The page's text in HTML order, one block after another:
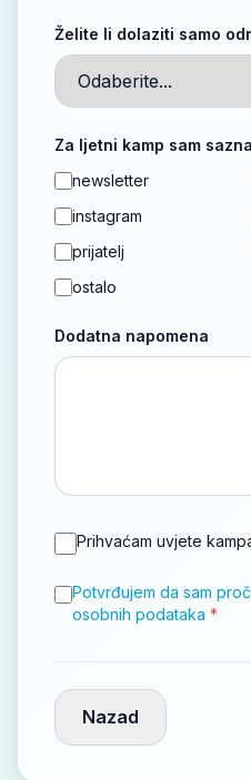
Želite li dolaziti samo
Za ljetni kamp sam
newsletter
instagram
prijatelj
ostalo
Dodatna napomena
Prihvaćam uvjete
Potvrđujem da sam
osobnih podataka *
Nazad